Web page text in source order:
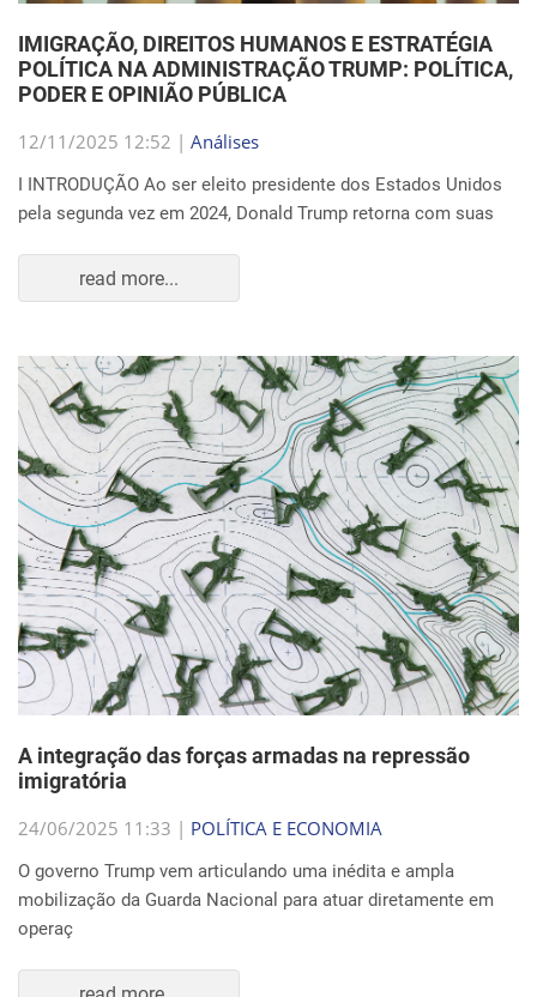
IMIGRAÇÃO, DIREITOS HUMANOS E ESTRATÉGIA
POLÍTICA NA ADMINISTRAÇÃO TRUMP: POLÍTICA,
PODER E OPINIÃO PÚBLICA
12/11/2025 12:52 | Análises
I INTRODUÇÃO Ao ser eleito presidente dos Estados Unidos
pela segunda vez em 2024, Donald Trump retorna com suas
read more...
A integração das forças armadas na repressão
imigratória
24/06/2025 11:33 | POLÍTICA E ECONOMIA
O governo Trump vem articulando uma inédita e ampla
mobilização da Guarda Nacional para atuar diretamente em
operaç